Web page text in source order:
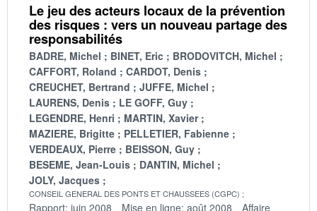
Le jeu des acteurs locaux de la prévention
des risques : vers un nouveau partage des
responsabilités
BADRE, Michel BINET, Eric
BRODOVITCH, Michel
CAFFORT, Roland
CARDOT, Denis
CREUCHET, Bertrand
JUFFE, Michel
LAURENS, Denis
LE GOFF, Guy
LEGENDRE, Henri
MARTIN, Xavier
MAZIERE, Brigitte
PELLETIER, Fabienne
VERDEAUX, Pierre
BEISSON, Guy
BESEME, Jean-Louis
DANTIN, Michel
JOLY, Jacques
CONSEIL GENERAL DES PONTS ET CHAUSSEES (CGPC)
Rapport: juin 2008 Mise en ligne: août 2008
Affaire